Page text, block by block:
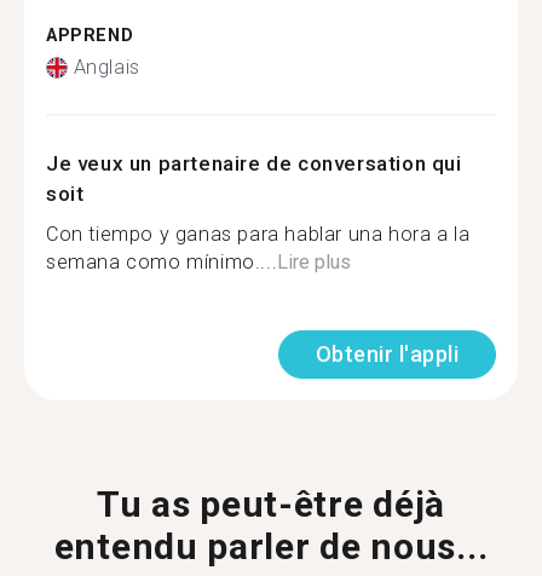
APPREND
Anglais
Je veux un partenaire de conversation qui
soit
Con tiempo y ganas para hablar una hora a la
semana como mínimo....Lire plus
Obtenir l'appli
Tu as peut-être déjà
entendu parler de nous...